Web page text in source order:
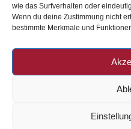
wie das Surfverhalten oder
Wenn du deine Zustimmung nicht
bestimmte Merkmale und
|
Telefon: